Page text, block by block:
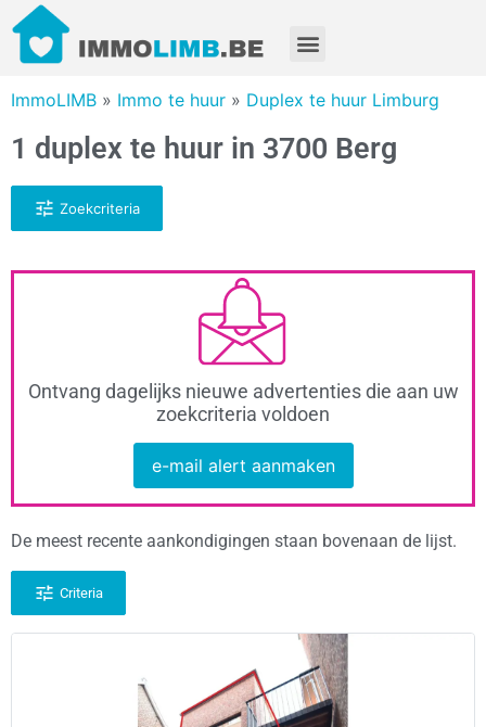
ImmoLIMB » Immo te huur » Duplex te huur Limburg
1 duplex te huur in 3700 Berg
Zoekcriteria
Ontvang dagelijks nieuwe advertenties die aan uw
zoekcriteria voldoen
e-mail alert aanmaken
De meest recente aankondigingen staan bovenaan de lijst.
Criteria